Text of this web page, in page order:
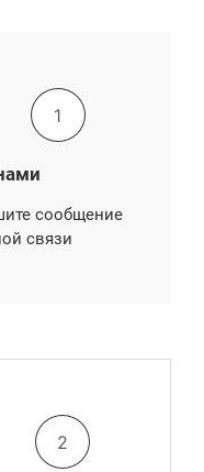
сообщение
связи
1
2